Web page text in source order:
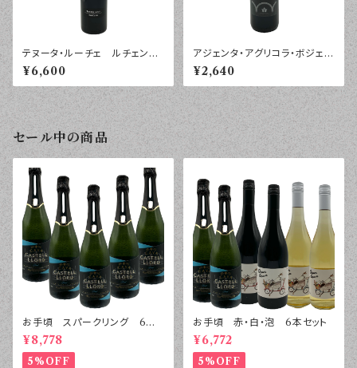
テヌータ・ルーチェ ルチェン
テ トスカーナ ２０２２年 ７
５０ｍｌ
¥6,600
アジェンタ・アグリコラ・ボジェッ
ロ スプレモ・バルベーラ・ダス
ティ ２０２３年 ７５０ｍｌ
¥2,640
セール中の商品
お手頃 スパークリング 6本
セット
¥8,778
5%OFF
お手頃 赤・白・泡 6本セット
¥6,772
5%OFF